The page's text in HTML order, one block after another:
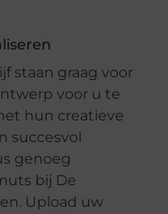
staan graag voor
voor u te
hun creatieve
succesvol
genoeg
bij De
Upload uw